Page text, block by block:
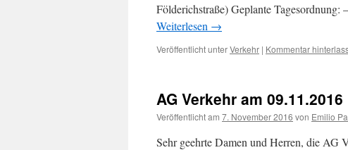
Földerichstraße) Geplante
Weiterlesen →
Veröffentlicht unterVerkehr | Kommentar
AG Verkehr am 09.11.2016
Veröffentlicht am 7. November 2016 von Emilio
Sehr geehrte Damen und Herren, die